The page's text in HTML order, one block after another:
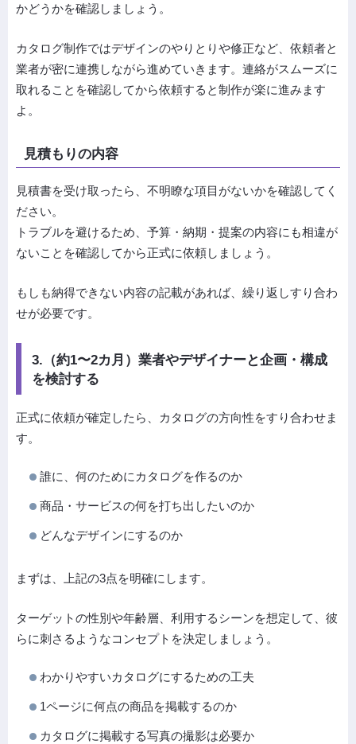
かどうかを確認しましょう。
カタログ制作ではデザインのやりとりや修正など、依頼者と
業者が密に連携しながら進めていきます。連絡がスムーズに
取れることを確認してから依頼すると制作が楽に進みます
よ。
見積もりの内容
見積書を受け取ったら、不明瞭な項目がないかを確認してく
ださい。
トラブルを避けるため、予算・納期・提案の内容にも相違が
ないことを確認してから正式に依頼しましょう。
もしも納得できない内容の記載があれば、繰り返しすり合わ
せが必要です。
3.（約1〜2カ月）業者やデザイナーと企画・構成
を検討する
正式に依頼が確定したら、カタログの方向性をすり合わせま
す。
誰に、何のためにカタログを作るのか
商品・サービスの何を打ち出したいのか
どんなデザインにするのか
まずは、上記の3点を明確にします。
ターゲットの性別や年齢層、利用するシーンを想定して、彼
らに刺さるようなコンセプトを決定しましょう。
わかりやすいカタログにするための工夫
1ページに何点の商品を掲載するのか
カタログに掲載する写真の撮影は必要か